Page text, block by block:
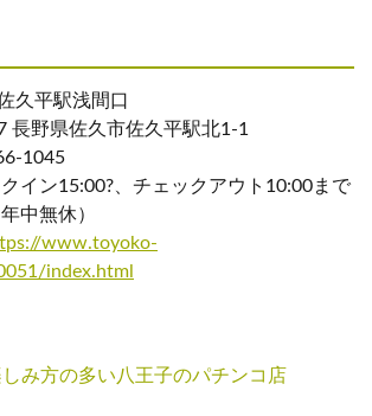
久平駅浅間口
長野県佐久市佐久平駅北1-1
1045
イン15:00?、チェックアウト10:00まで
中無休）
www.toyoko-
index.html
み方の多い八王子のパチンコ店